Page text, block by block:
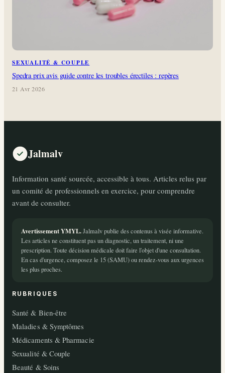
SEXUALITÉ & COUPLE
Spedra prix avis guide contre les troubles érectiles : repères
21 Avr 2026
Jalmalv
Information santé sourcée, accessible à tous. Articles relus par
un comité de professionnels en exercice, pour comprendre
avant de consulter.
Avertissement YMYL.Jalmalv publie des contenus à visée informative.
Les articles ne constituent pas un diagnostic, un traitement, ni une
prescription. Toute décision médicale doit faire l'objet d'une consultation.
En cas d'urgence, composez le 15 (SAMU) ou rendez-vous aux urgences
les plus proches.
RUBRIQUES
Santé & Bien-être
Maladies & Symptômes
Médicaments & Pharmacie
Sexualité & Couple
Beauté & Soins